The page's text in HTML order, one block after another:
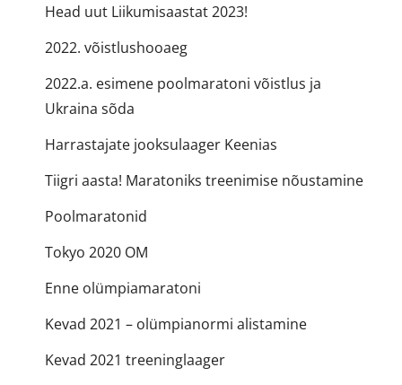
Head uut Liikumisaastat 2023!
2022. võistlushooaeg
2022.a. esimene poolmaratoni võistlus ja
Ukraina sõda
Harrastajate jooksulaager Keenias
Tiigri aasta! Maratoniks treenimise nõustamine
Poolmaratonid
Tokyo 2020 OM
Enne olümpiamaratoni
Kevad 2021 – olümpianormi alistamine
Kevad 2021 treeninglaager